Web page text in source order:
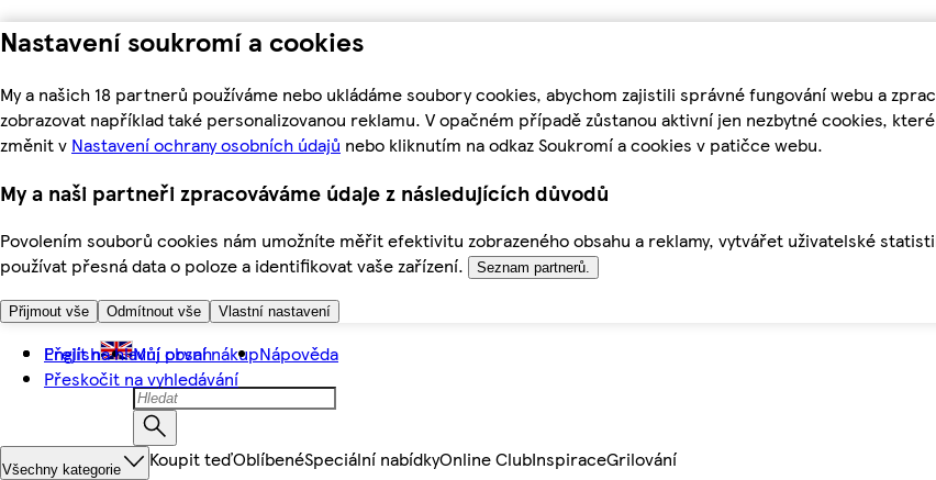
Nastavení soukromí a cookies
My a našich 18 partnerů používáme nebo ukládáme soubory cookies, abychom zajistili správné fungování webu a
zobrazovat například také personalizovanou reklamu. V opačném případě zůstanou aktivní jen nezbytné cookies,
změnit v Nastavení ochrany osobních údajů nebo kliknutím na odkaz Soukromí a cookies v patičce webu.
My a naši partneři zpracováváme údaje z následujících důvodů
Povolením souborů cookies nám umožníte měřit efektivitu zobrazeného obsahu a reklamy, vytvářet uživatelské
používat přesná data o poloze a identifikovat vaše zařízení.
Seznam partnerů.
Přijmout vše Odmítnout vše Vlastní nastavení
Přejít na hlavní obsah
Přeskočit na vyhledávání
English Můj první nákupNápověda
Všechny kategorie Koupit teďOblíbenéSpeciální nabídkyOnline ClubInspiraceGrilování